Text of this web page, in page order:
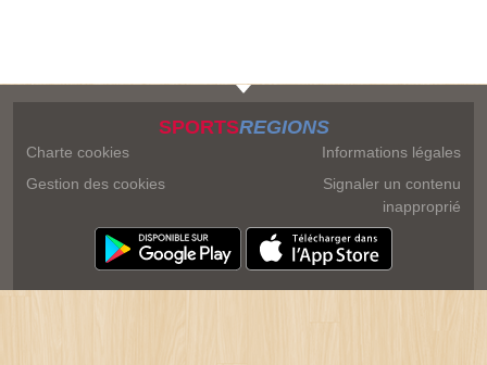
SPORTSREGIONS
Charte cookies
Gestion des cookies
Informations légales
Signaler un contenu
inapproprié